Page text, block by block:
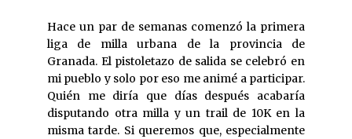
Hace un par de semanas comenzó la primera
liga de milla urbana de la provincia de
Granada. El pistoletazo de salida se celebró en
mi pueblo y solo por eso me animé a participar.
Quién me diría que días después acabaría
disputando otra milla y un trail de 10K en la
misma tarde. Si queremos que, especialmente